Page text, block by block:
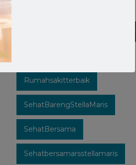
Rumahsakitstellamarismakassar
Rumahsakitterbaik
SehatBarengStellaMaris
SehatBersama
Sehatbersamarsstellamaris